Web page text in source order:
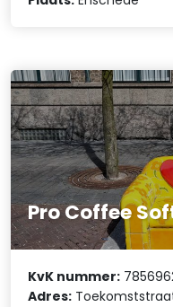
Pro Coffee
KvK nummer:
Adres: